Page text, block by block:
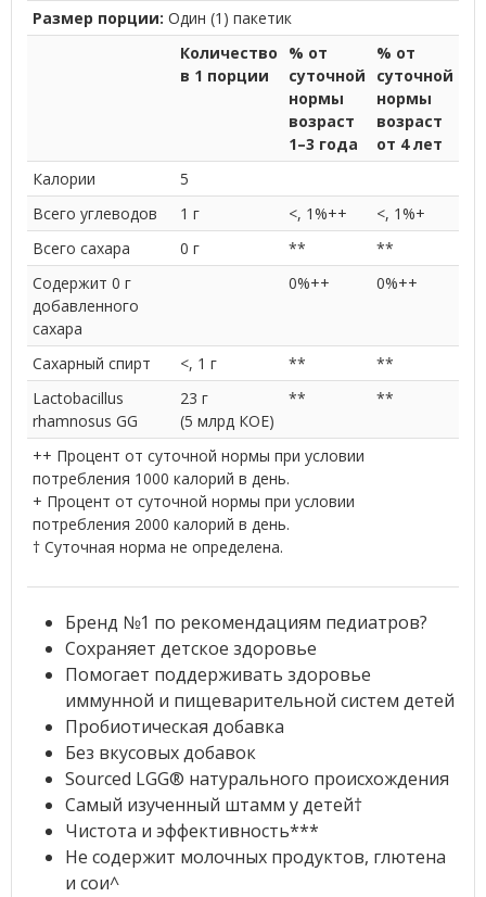
Размер порции: Один (1) пакетик
Количество
в 1 порции
% от
суточной
нормы
возраст
1–3 года
% от
суточной
нормы
возраст
от 4 лет
Калории
5
Всего углеводов
1 г <, 1%++
<, 1%+
Всего сахара
0 г **
**
Содержит 0 г
добавленного
сахара
0%++ 0%++
Сахарный спирт <, 1 г **
**
Lactobacillus
rhamnosus GG
23 г
(5 млрд КОЕ)
** **
++ Процент от суточной нормы при условии
потребления 1000 калорий в день.
+ Процент от суточной нормы при условии
потребления 2000 калорий в день.
† Суточная норма не определена.
Бренд №1 по рекомендациям педиатров?
Сохраняет детское здоровье
Помогает поддерживать здоровье
иммунной и пищеварительной систем детей
Пробиотическая добавка
Без вкусовых добавок
Sourced LGG® натурального происхождения
Самый изученный штамм у детей†
Чистота и эффективность***
Не содержит молочных продуктов, глютена
и сои^